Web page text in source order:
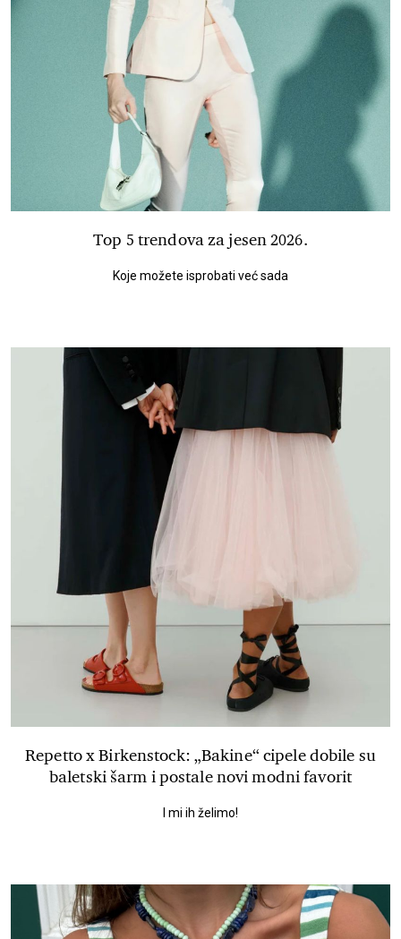
Top 5 trendova za jesen 2026.
Koje možete isprobati već sada
Repetto x Birkenstock: „Bakine“ cipele dobile su
baletski šarm i postale novi modni favorit
I mi ih želimo!